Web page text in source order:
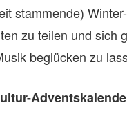
stammende)
zu teilen und sich
beglücken zu